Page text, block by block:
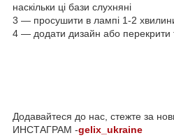
наскільки ці бази слухняні
3 — просушити в лампі 1-2
4 — додати дизайн або перекрити
Додавайтеся до нас, стежте за
ИНСТАГРАМ -gelix_ukraine